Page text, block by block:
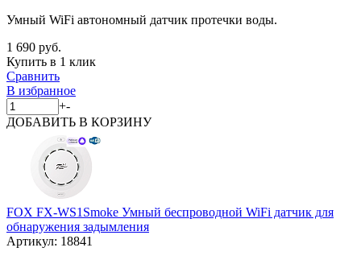
Умный WiFi автономный датчик протечки воды.
1 690 руб.
Купить в 1 клик
Сравнить
В избранное
+-
ДОБАВИТЬ В КОРЗИНУ
FOX FX-WS1Smoke Умный беспроводной WiFi датчик для
обнаружения задымления
Артикул: 18841